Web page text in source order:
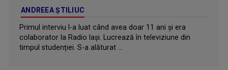
ANDREEA ŞTILIUC
Primul interviu l-a luat când avea doar 11 ani și era
colaborator la Radio Iași. Lucrează în televiziune din
timpul studenției. S-a alăturat ...